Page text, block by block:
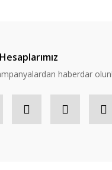
haberdar olun!